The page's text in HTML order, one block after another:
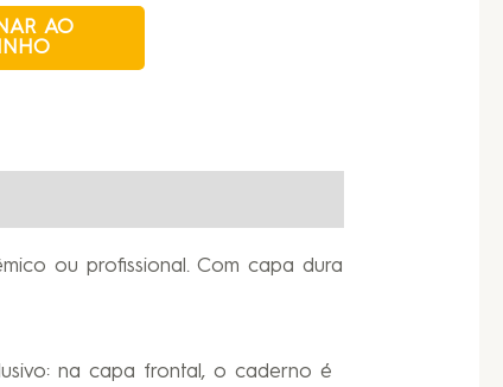
AO
ou profissional. Com capa dura
na capa frontal, o caderno é